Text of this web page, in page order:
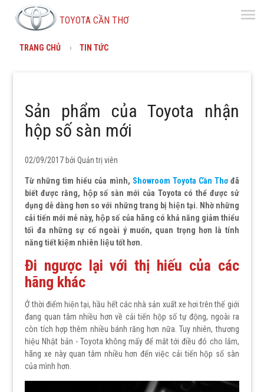
TOYOTA CẦN THƠ menu
TRANG CHỦ TIN TỨC
Sản phẩm của Toyota nhận
hộp số sàn mới
02/09/2017 bởiQuản trị viên
Từ những tìm hiểu của mình, Showroom Toyota Cần Thơđã
biết được rằng, hộp số sàn mới của Toyota có thể được sử
dụng dễ dàng hơn so với những trang bị hiện tại. Nhờ những
cải tiến mới mẻ này, hộp số của hãng có khả năng giảm thiểu
tối đa những sự cố ngoài ý muốn, quan trọng hơn là tính
năng tiết kiệm nhiên liệu tốt hơn.
Đi ngược lại với thị hiếu của các
hãng khác
Ở thời điểm hiện tại, hầu hết các nhà sản xuất xe hơi trên thế giới
đang quan tâm nhiều hơn về cải tiến hộp số tự động, ngoài ra
còn tích hợp thêm nhiều bánh răng hơn nữa. Tuy nhiên, thương
hiệu Nhật bản - Toyota không mấy để mắt tới điều đó cho lắm,
hãng xe này quan tâm nhiều hơn đến việc cải tiến hộp số sàn
của mình hơn.